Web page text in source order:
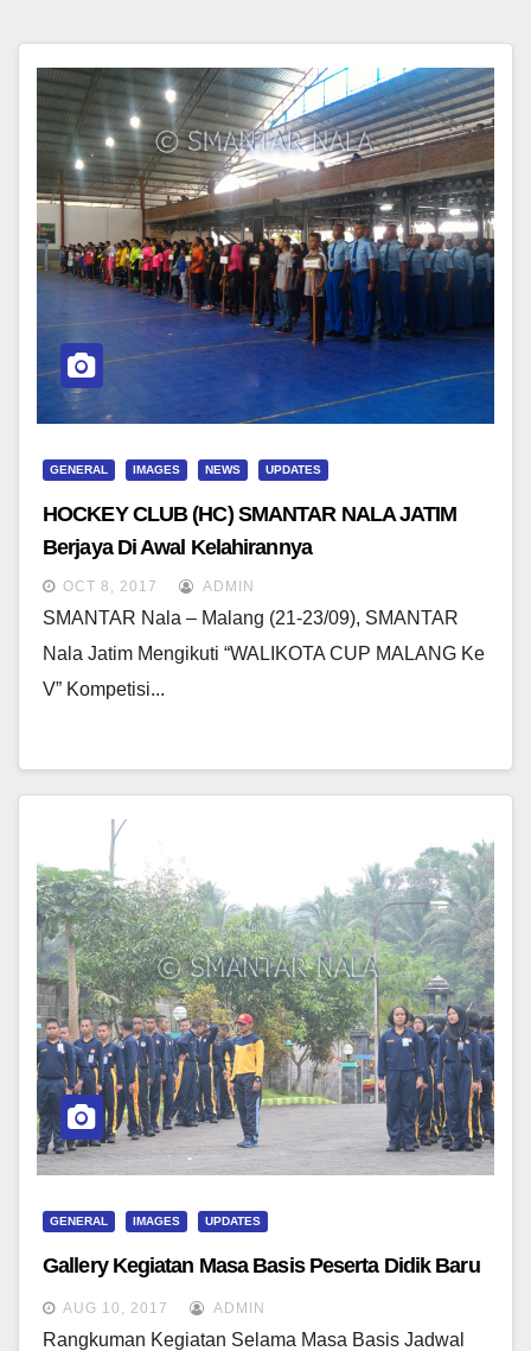
GENERAL IMAGES NEWS UPDATES
HOCKEY CLUB (HC) SMANTAR NALA JATIM
Berjaya Di Awal Kelahirannya
OCT 8, 2017 ADMIN
SMANTAR Nala – Malang (21-23/09), SMANTAR
Nala Jatim Mengikuti “WALIKOTA CUP MALANG Ke
V” Kompetisi...
GENERAL IMAGES UPDATES
Gallery Kegiatan Masa Basis Peserta Didik Baru
AUG 10, 2017 ADMIN
Rangkuman Kegiatan Selama Masa Basis Jadwal